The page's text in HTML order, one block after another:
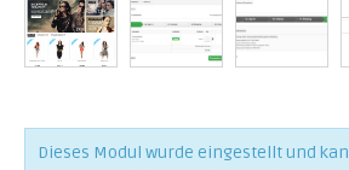
Dieses Modul wurde eingestellt und